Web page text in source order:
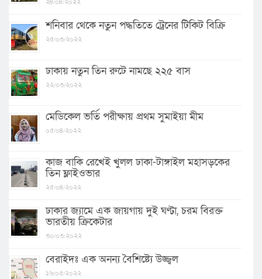
২৪/০৪/২০২২
শনিবার থেকে নতুন পদ্ধতিতে ট্রেনের টিকিট বিক্রি
২৫/০৩/২০২২
ঢাকায় নতুন তিন রুটে নামছে ২২৫ বাস
২২/০৩/২০২২
মেডিকেল ভর্তি পরীক্ষায় প্রথম সুমাইয়া মীম
০৫/০৪/২০২২
কাজ বাকি রেখেই খুলল ঢাকা-টাঙ্গাইল মহাসড়কের
তিন ফ্লাইওভার
২৫/০৪/২০২২
ঢাকার জ্যামে এক জায়গায় দুই ঘণ্টা, চরম বিরক্ত
ভারতীয় ক্রিকেটার
৩০/০৩/২০২২
বেরাইদঃ এক অনন্য বৈশিষ্ট্যে উজ্জ্বল
১৬/০৫/২০২২